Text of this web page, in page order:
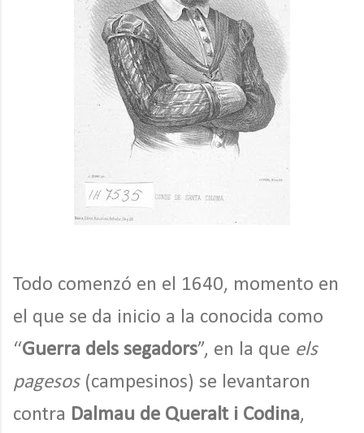
Todo comenzó en el 1640, momento en
el que se da inicio a la conocida como
“Guerra dels segadors”, en la que els
pagesos(campesinos) se levantaron
contra Dalmau de Queralt i Codina,